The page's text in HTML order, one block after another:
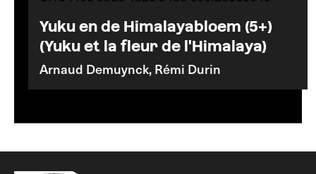
Yuku en de Himalayabloem (5+)
(Yuku et la fleur de l'Himalaya)
Arnaud Demuynck, Rémi Durin